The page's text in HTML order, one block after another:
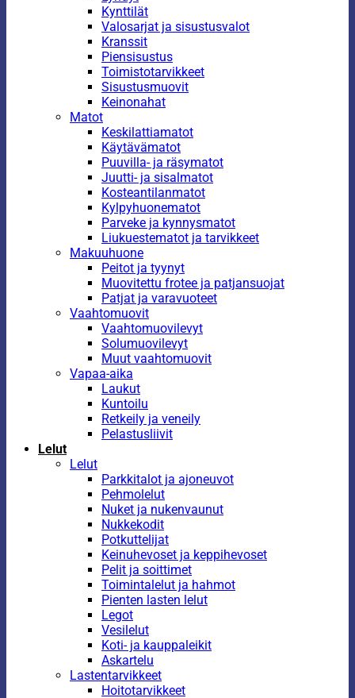
Kynttilät
Valosarjat ja sisustusvalot
Kranssit
Piensisustus
Toimistotarvikkeet
Sisustusmuovit
Keinonahat
Matot
Keskilattiamatot
Käytävämatot
Puuvilla- ja räsymatot
Juutti- ja sisalmatot
Kosteantilanmatot
Kylpyhuonematot
Parveke ja kynnysmatot
Liukuestematot ja tarvikkeet
Makuuhuone
Peitot ja tyynyt
Muovitettu frotee ja patjansuojat
Patjat ja varavuoteet
Vaahtomuovit
Vaahtomuovilevyt
Solumuovilevyt
Muut vaahtomuovit
Vapaa-aika
Laukut
Kuntoilu
Retkeily ja veneily
Pelastusliivit
Lelut
Lelut
Parkkitalot ja ajoneuvot
Pehmolelut
Nuket ja nukenvaunut
Nukkekodit
Potkuttelijat
Keinuhevoset ja keppihevoset
Pelit ja soittimet
Toimintalelut ja hahmot
Pienten lasten lelut
Legot
Vesilelut
Koti- ja kauppaleikit
Askartelu
Lastentarvikkeet
Hoitotarvikkeet